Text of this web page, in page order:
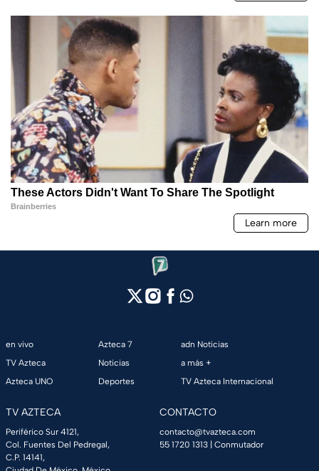
en vivo
TV Azteca
Azteca UNO
Azteca 7
Noticias
Deportes
adn Noticias
a más +
TV Azteca Internacional
TV AZTECA
Periférico Sur 4121,
Col. Fuentes Del Pedregal,
C.P. 14141,
CONTACTO
contacto@tvazteca.com
55 1720 1313 | Conmutador